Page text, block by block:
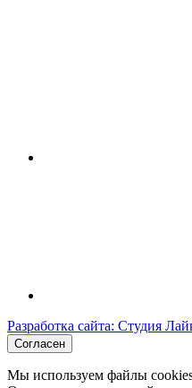
Разработка сайта: Студия
Согласен
Мы используем файлы